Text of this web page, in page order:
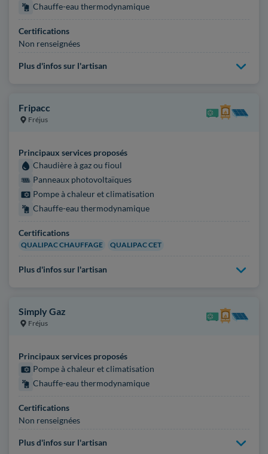
Chauffe-eau thermodynamique
Certifications
Non renseignées
Plus d'infos sur l'artisan
Fripacc
Fréjus
Principaux services proposés
Chaudière à gaz ou fioul
Panneaux photovoltaïques
Pompe à chaleur et climatisation
Chauffe-eau thermodynamique
Certifications
QUALIPAC CHAUFFAGE QUALIPAC CET
Plus d'infos sur l'artisan
Simply Gaz
Fréjus
Principaux services proposés
Pompe à chaleur et climatisation
Chauffe-eau thermodynamique
Certifications
Non renseignées
Plus d'infos sur l'artisan